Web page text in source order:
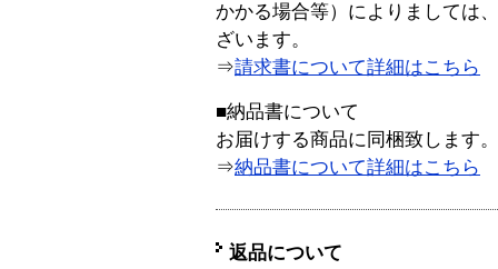
かかる場合等）によりましては
ざいます。
⇒請求書について詳細はこちら
■納品書について
お届けする商品に同梱致します。
⇒納品書について詳細はこちら
返品について